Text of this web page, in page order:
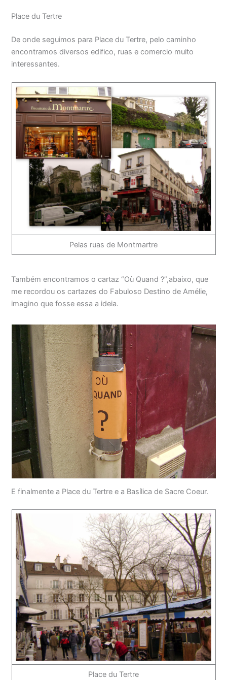
Place du Tertre
De onde seguimos para Place du Tertre, pelo caminho
encontramos diversos edifico, ruas e comercio muito
interessantes.
Pelas ruas de Montmartre
Também encontramos o cartaz “Où Quand ?”,abaixo, que
me recordou os cartazes do Fabuloso Destino de Amélie,
imagino que fosse essa a ideia.
E finalmente a Place du Tertre e a Basílica de Sacre Coeur.
Place du Tertre